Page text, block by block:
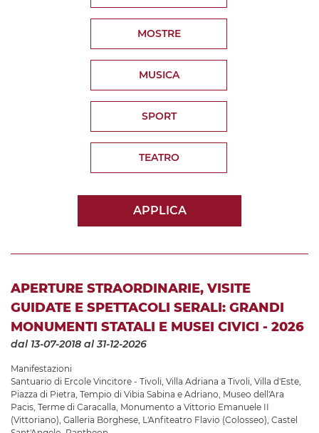
MOSTRE
MUSICA
SPORT
TEATRO
APPLICA
APERTURE STRAORDINARIE, VISITE
GUIDATE E SPETTACOLI SERALI: GRANDI
MONUMENTI STATALI E MUSEI CIVICI - 2026
dal 13-07-2018 al 31-12-2026
Manifestazioni
Santuario di Ercole Vincitore - Tivoli, Villa Adriana a Tivoli, Villa d'Este,
Piazza di Pietra, Tempio di Vibia Sabina e Adriano, Museo dell'Ara
Pacis, Terme di Caracalla, Monumento a Vittorio Emanuele II
(Vittoriano), Galleria Borghese, L'Anfiteatro Flavio (Colosseo), Castel